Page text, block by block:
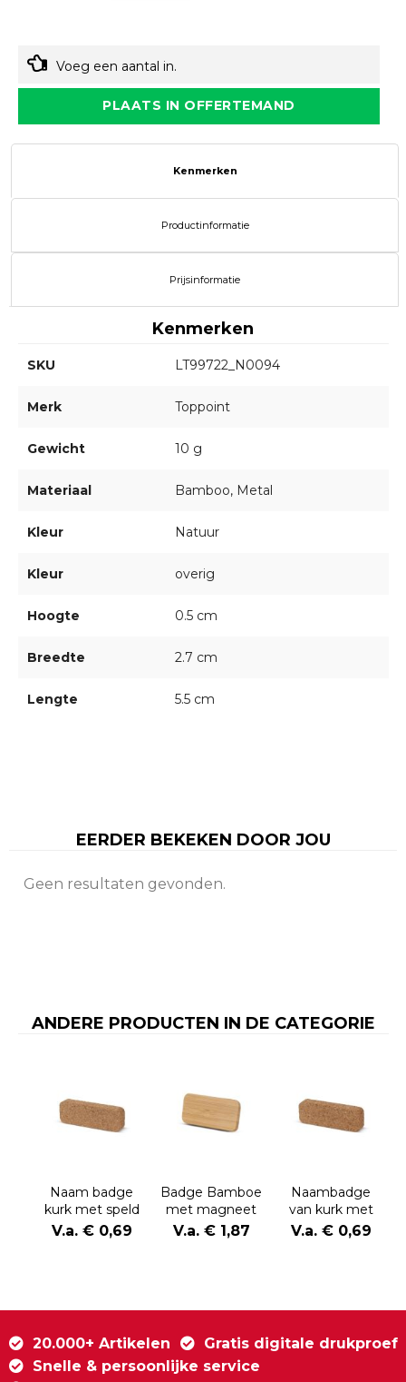
Voeg een aantal in.
PLAATS IN OFFERTEMAND
Kenmerken
Productinformatie
Prijsinformatie
Kenmerken
SKU LT99722_N0094
Merk Toppoint
Gewicht 10 g
Materiaal Bamboo, Metal
Kleur Natuur
Kleur overig
Hoogte 0.5 cm
Breedte 2.7 cm
Lengte 5.5 cm
EERDER BEKEKEN DOOR JOU
Geen resultaten gevonden.
ANDERE PRODUCTEN IN DE CATEGORIE
Naam badge
kurk met speld
V.a. € 0,69
Badge Bamboe
met magneet
V.a. € 1,87
Naambadge
van kurk met
magneet
V.a. € 0,69
20.000+ Artikelen
Gratis digitale drukproef
Snelle & persoonlijke service